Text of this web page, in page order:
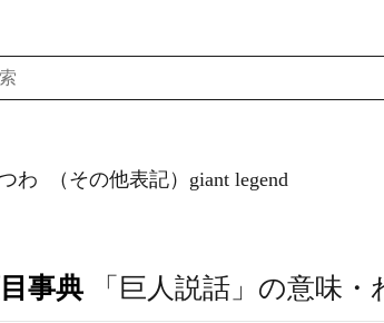
わ （その他表記）giant legend
事典 「巨人説話」の意味